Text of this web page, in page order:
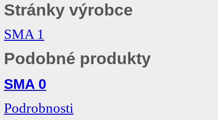
Stránky výrobce
SMA 1
Podobné produkty
SMA 0
Podrobnosti